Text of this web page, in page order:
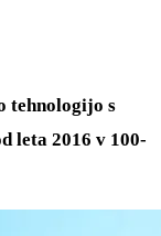
tehnologijo s
leta 2016 v 100-